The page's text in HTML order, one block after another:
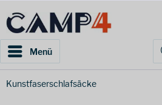
Menü
Kunstfaserschlafsäcke